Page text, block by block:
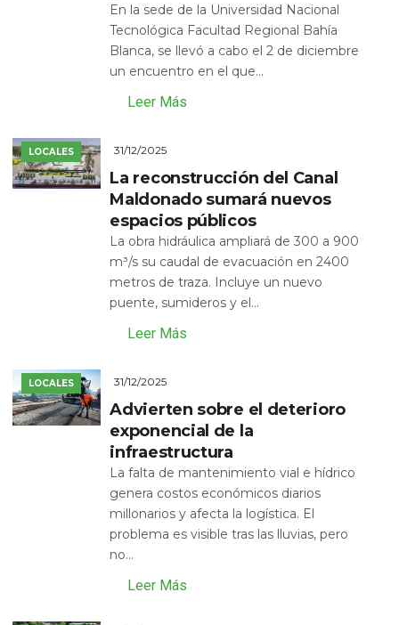
En la sede de la Universidad Nacional
Tecnológica Facultad Regional Bahía
Blanca, se llevó a cabo el 2 de diciembre
un encuentro en el que...
Leer Más
LOCALES 31/12/2025
La reconstrucción del Canal
Maldonado sumará nuevos
espacios públicos
La obra hidráulica ampliará de 300 a 900
m³/s su caudal de evacuación en 2400
metros de traza. Incluye un nuevo
puente, sumideros y el...
Leer Más
LOCALES 31/12/2025
Advierten sobre el deterioro
exponencial de la
infraestructura
La falta de mantenimiento vial e hídrico
genera costos económicos diarios
millonarios y afecta la logística. El
problema es visible tras las lluvias, pero
no...
Leer Más